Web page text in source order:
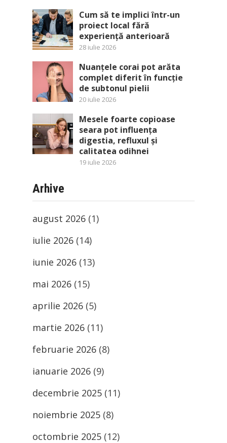
Cum să te implici într-un
proiect local fără
experiență anterioară
28 iulie 2026
Nuanțele corai pot arăta
complet diferit în funcție
de subtonul pielii
20 iulie 2026
Mesele foarte copioase
seara pot influența
digestia, refluxul și
calitatea odihnei
19 iulie 2026
Arhive
august 2026 (1)
iulie 2026 (14)
iunie 2026 (13)
mai 2026 (15)
aprilie 2026 (5)
martie 2026 (11)
februarie 2026 (8)
ianuarie 2026 (9)
decembrie 2025 (11)
noiembrie 2025 (8)
octombrie 2025 (12)